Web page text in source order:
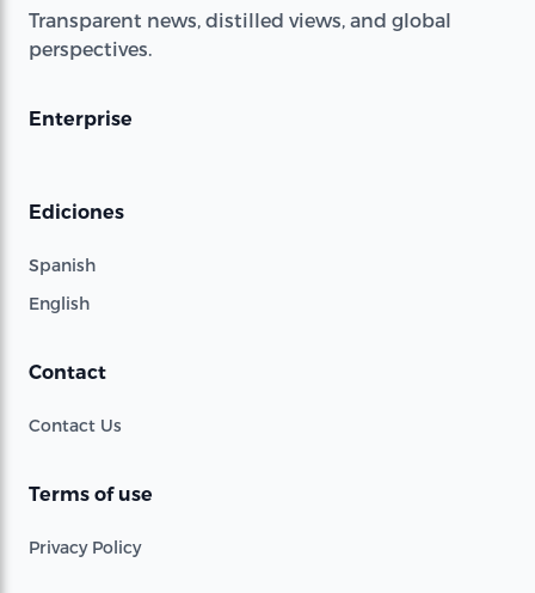
Transparent news, distilled views, and global
perspectives.
Enterprise
Ediciones
Spanish
English
Contact
Contact Us
Terms of use
Privacy Policy